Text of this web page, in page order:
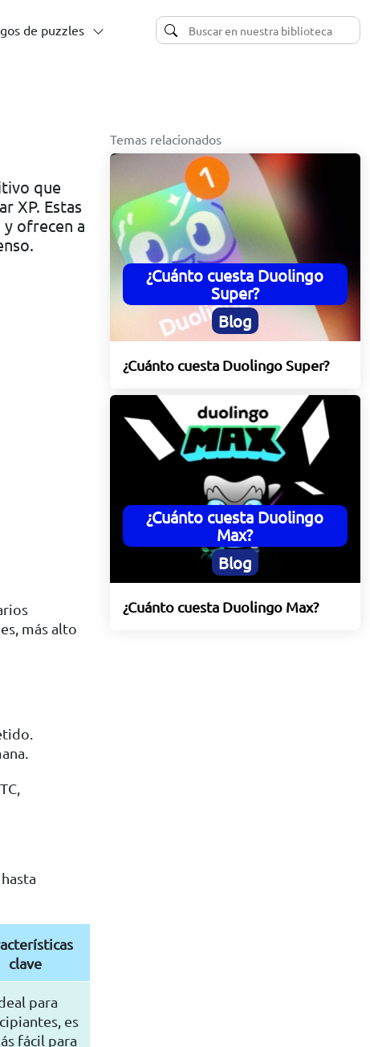
de puzzles
que
XP. Estas
ofrecen a
más alto
clave
para
es
fácil para
Temas relacionados
¿Cuánto cuesta Duolingo
Super?
Blog
¿Cuánto cuesta Duolingo Super?
¿Cuánto cuesta Duolingo
Max?
Blog
¿Cuánto cuesta Duolingo Max?